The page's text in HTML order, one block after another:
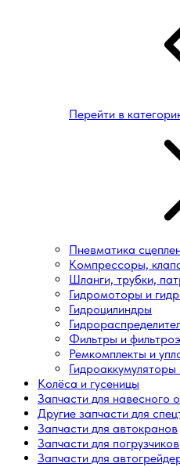
Перейти в
Пневматика
Компрессоры,
Шланги, трубки,
Гидромоторы и
Гидроцилиндры
Фильтры и
Ремкомплекты и
Гидроаккумуляторы
Колёса и гусеницы
Запчасти для навесного
Другие запчасти для
Запчасти для автокранов
Запчасти для погрузчиков
Запчасти для